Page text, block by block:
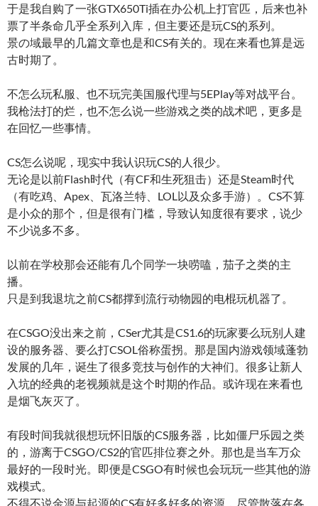
于是我自购了一张GTX650Ti插在办公机上打官匹，后来也补
票了半条命几乎全系列入库，但主要还是玩CS的系列。
景の域最早的几篇文章也是和CS有关的。现在来看也算是远
古时期了。
不怎么玩私服、也不玩完美国服代理与5EPlay等对战平台。
我枪法打的烂，也不怎么说一些游戏之类的战术吧，更多是
在回忆一些事情。
CS怎么说呢，现实中我认识玩CS的人很少。
无论是以前Flash时代（有CF和生死狙击）还是Steam时代
（有吃鸡、Apex、瓦洛兰特、LOL以及众多手游）。CS不算
是小众的那个，但是很有门槛，导致认知度很有要求，说少
不少说多不多。
以前在学校那会还能有几个同学一块唠嗑，茄子之类的主
播。
只是到我退坑之前CS都撑到流行动物园的电棍玩机器了。
在CSGO没出来之前，CSer尤其是CS1.6的玩家要么玩别人建
设的服务器、要么打CSOL俗称蛋拐。那是国内游戏领域蓬勃
发展的几年，诞生了很多竞技与创作的大神们。很多让新人
入坑的经典的老视频就是这个时期的作品。或许现在来看也
是烟飞灰灭了。
有段时间我就很想玩怀旧版的CS服务器，比如僵尸乐园之类
的，游离于CSGO/CS2的官匹排位赛之外。那也是当车万众
最好的一段时光。即便是CSGO有时候也会玩玩一些其他的游
戏模式。
不得不说金源与起源的CS有好多好多的资源，尽管散落在各